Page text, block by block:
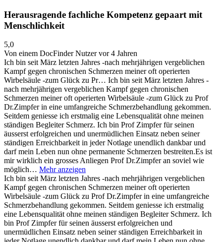
Herausragende fachliche Kompetenz gepaart mit
Menschlichkeit
5,0
Von einem DocFinder Nutzervor 4 Jahren
Ich bin seit März letzten Jahres -nach mehrjährigen vergeblichen
Kampf gegen chronischen Schmerzen meiner oft operierten
Wirbelsäule -zum Glück zu Pr… Ich bin seit März letzten Jahres -
nach mehrjährigen vergeblichen Kampf gegen chronischen
Schmerzen meiner oft operierten Wirbelsäule -zum Glück zu Prof
Dr.Zimpfer in eine umfangreiche Schmerzbehandlung gekommen.
Seitdem geniesse ich erstmalig eine Lebensqualität ohne meinen
ständigen Begleiter Schmerz. Ich bin Prof Zimpfer für seinen
äusserst erfolgreichen und unermüdlichen Einsatz neben seiner
ständigen Erreichbarkeit in jeder Notlage unendlich dankbar und
darf mein Leben nun ohne permanente Schmerzen bestreiten.Es ist
mir wirklich ein grosses Anliegen Prof Dr.Zimpfer an soviel wie
möglich… Mehr anzeigen
Ich bin seit März letzten Jahres -nach mehrjährigen vergeblichen
Kampf gegen chronischen Schmerzen meiner oft operierten
Wirbelsäule -zum Glück zu Prof Dr.Zimpfer in eine umfangreiche
Schmerzbehandlung gekommen. Seitdem geniesse ich erstmalig
eine Lebensqualität ohne meinen ständigen Begleiter Schmerz. Ich
bin Prof Zimpfer für seinen äusserst erfolgreichen und
unermüdlichen Einsatz neben seiner ständigen Erreichbarkeit in